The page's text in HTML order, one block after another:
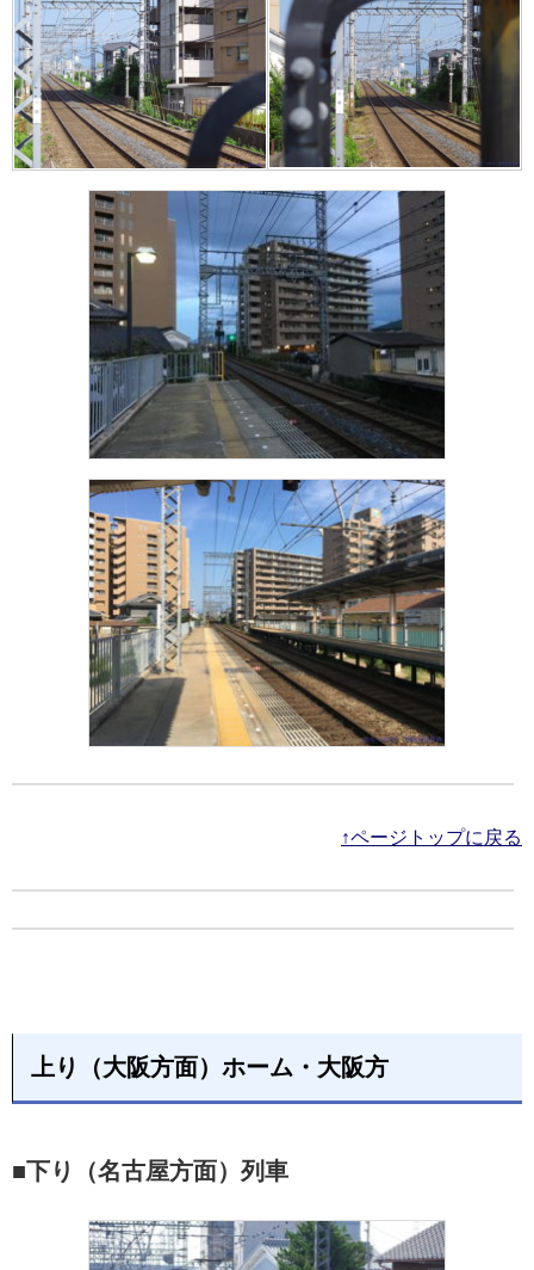
↑ページトップに戻る
上り（大阪方面）ホーム・大阪方
■下り（名古屋方面）列車